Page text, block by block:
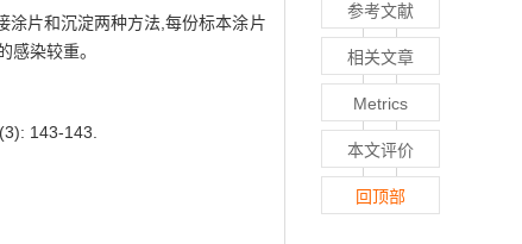
涂片和沉淀两种方法,每份标本涂片
染较重。
143-143.
参考文献
相关文章
Metrics
本文评价
回顶部